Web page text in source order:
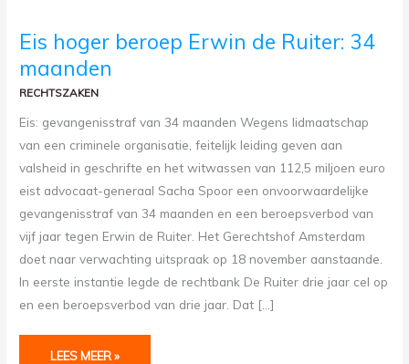
Eis hoger beroep Erwin de Ruiter: 34
maanden
RECHTSZAKEN
Eis: gevangenisstraf van 34 maanden Wegens lidmaatschap
van een criminele organisatie, feitelijk leiding geven aan
valsheid in geschrifte en het witwassen van 112,5 miljoen euro
eist advocaat-generaal Sacha Spoor een onvoorwaardelijke
gevangenisstraf van 34 maanden en een beroepsverbod van
vijf jaar tegen Erwin de Ruiter. Het Gerechtshof Amsterdam
doet naar verwachting uitspraak op 18 november aanstaande.
In eerste instantie legde de rechtbank De Ruiter drie jaar cel op
en een beroepsverbod van drie jaar. Dat […]
EIS
HOGER
BEROEP
ERWIN
DE
RUITER:
34
LEES MEER »